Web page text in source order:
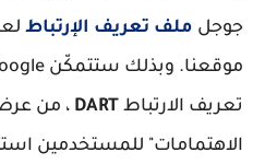
جوجل ملف تعريف الإرتباط
تعريف الارتباط DART ، من
الاهتمامات" للمستخدمين